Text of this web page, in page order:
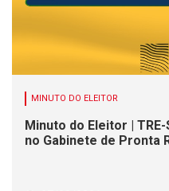
MINUTO DO ELEITOR
Minuto do Eleitor |
no Gabinete de Pronta